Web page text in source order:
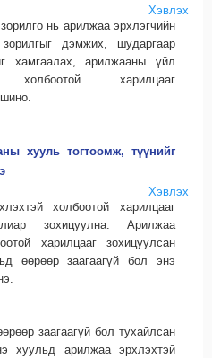
Хэвлэх
нь арилжаа эрхлэгчийн
дэмжих, шударгаар
хамгаалах, арилжааны үйл
холбоотой харилцааг
хууль тогтоомж, түүнийг
Хэвлэх
холбоотой харилцааг
зохицуулна. Арилжаа
харилцааг зохицуулсан
өөрөөр заагаагүй бол энэ
заагаагүй бол тухайлсан
хуульд арилжаа эрхлэхтэй